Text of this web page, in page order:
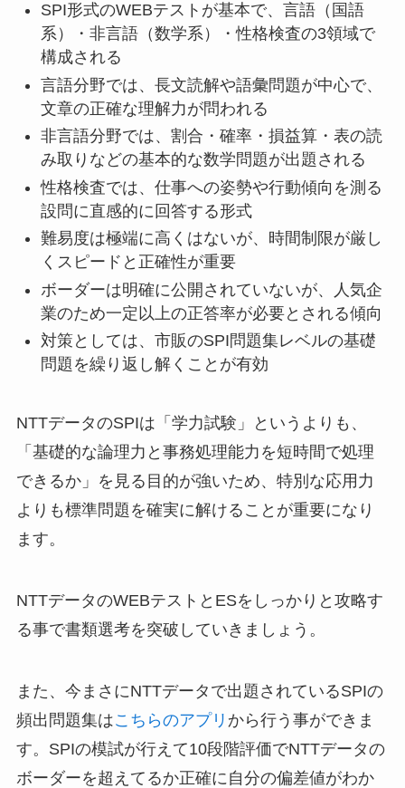
SPI形式のWEBテストが基本で、言語（国語
系）・非言語（数学系）・性格検査の3領域で
構成される
言語分野では、長文読解や語彙問題が中心で、
文章の正確な理解力が問われる
非言語分野では、割合・確率・損益算・表の読
み取りなどの基本的な数学問題が出題される
性格検査では、仕事への姿勢や行動傾向を測る
設問に直感的に回答する形式
難易度は極端に高くはないが、時間制限が厳し
くスピードと正確性が重要
ボーダーは明確に公開されていないが、人気企
業のため一定以上の正答率が必要とされる傾向
対策としては、市販のSPI問題集レベルの基礎
問題を繰り返し解くことが有効
NTTデータのSPIは「学力試験」というよりも、
「基礎的な論理力と事務処理能力を短時間で処理
できるか」を見る目的が強いため、特別な応用力
よりも標準問題を確実に解けることが重要になり
ます。
NTTデータのWEBテストとESをしっかりと攻略す
る事で書類選考を突破していきましょう。
また、今まさにNTTデータで出題されているSPIの
頻出問題集はこちらのアプリ から行う事ができま
す。SPIの模試が行えて10段階評価でNTTデータの
ボーダーを超えてるか正確に自分の偏差値がわか